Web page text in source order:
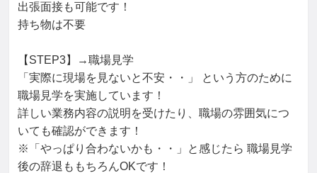
出張面接も可能です！
持ち物は不要
【STEP3】→職場見学
「実際に現場を見ないと不安・・」 という方のために
職場見学を実施しています！
詳しい業務内容の説明を受けたり、職場の雰囲気につ
いても確認ができます！
※「やっぱり合わないかも・・」と感じたら 職場見学
後の辞退ももちろんOKです！